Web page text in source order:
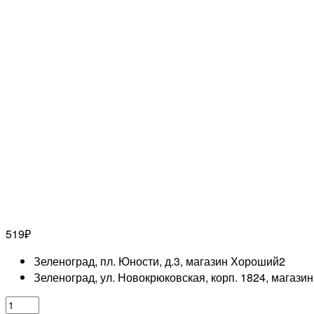
519₽
Зеленоград, пл. Юности, д.3, магазин Хороший2
Зеленоград, ул. Новокрюковская, корп. 1824,
Количество